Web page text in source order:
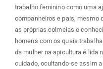
trabalho feminino como uma
companheiros e pais, mesmo
as próprias colmeias e
homens com os quais
da mulher na apicultura é lida
cuidado, ocultando-se assim